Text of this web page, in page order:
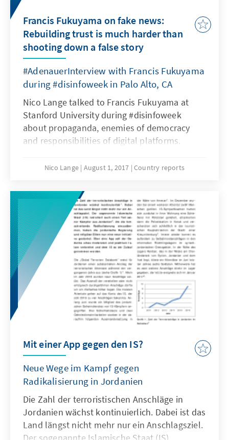
Francis Fukuyama on fake news:
Rebuilding trust is much harder than
shooting down a false story
#AdenauerInterview with Francis Fukuyama
during #disinfoweek in Palo Alto, CA
Nico Lange talked to Francis Fukuyama at
Stanford University during #disinfoweek
about propaganda, enemies of democracy
and responsibilities of digital platforms.
Nico Lange August 1, 2017 Country reports
Mit einer App gegen den IS?
Neue Wege im Kampf gegen
Radikalisierung in Jordanien
Die Zahl der terroristischen Anschläge in
Jordanien wächst kontinuierlich. Dabei ist das
Land längst nicht mehr nur ein Anschlagsziel.